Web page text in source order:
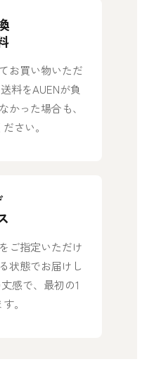
お買い物いただ
料をAUENが負
かった場合も、
さい。
ご指定いただけ
状態でお届けし
感で、最初の1
。